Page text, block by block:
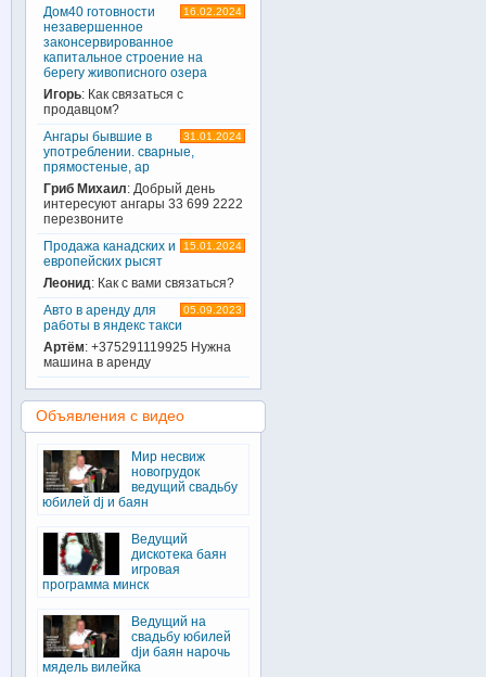
16.02.2024
Дом40 готовности
незавершенное
законсервированное
капитальное строение на
берегу живописного озера
Игорь: Как связаться с
продавцом?
31.01.2024
Ангары бывшие в
употреблении. сварные,
прямостеные, ар
Гриб Михаил: Добрый день
интересуют ангары 33 699 2222
перезвоните
15.01.2024
Продажа канадских и
европейских рысят
Леонид: Как с вами связаться?
05.09.2023
Авто в аренду для
работы в яндекс такси
Артём: +375291119925 Нужна
машина в аренду
Объявления с видео
Мир несвиж
новогрудок
ведущий свадьбу
юбилей dj и баян
Ведущий
дискотека баян
игровая
программа минск
Ведущий на
свадьбу юбилей
djи баян нарочь
мядель вилейка